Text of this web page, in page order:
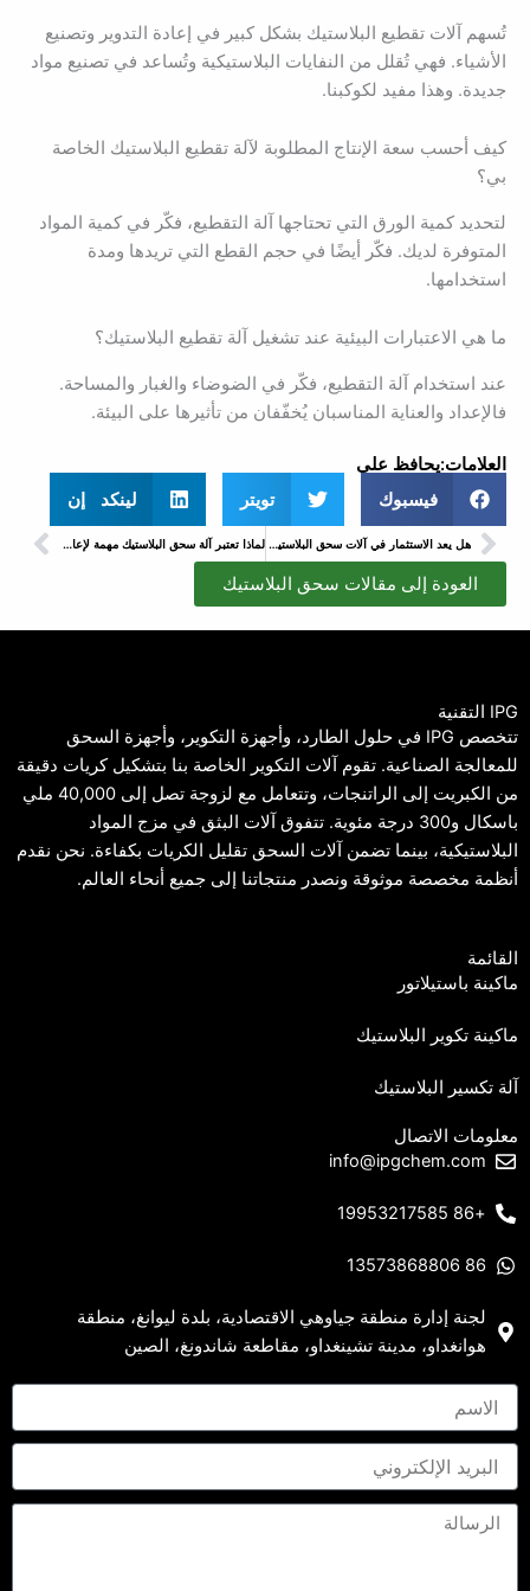
تُسهم آلات تقطيع البلاستيك بشكل كبير في إعادة التدوير وتصنيع
الأشياء. فهي تُقلل من النفايات البلاستيكية وتُساعد في تصنيع مواد
جديدة. وهذا مفيد لكوكبنا.
كيف أحسب سعة الإنتاج المطلوبة لآلة تقطيع البلاستيك الخاصة
بي؟
لتحديد كمية الورق التي تحتاجها آلة التقطيع، فكّر في كمية المواد
المتوفرة لديك. فكّر أيضًا في حجم القطع التي تريدها ومدة
استخدامها.
ما هي الاعتبارات البيئية عند تشغيل آلة تقطيع البلاستيك؟
عند استخدام آلة التقطيع، فكّر في الضوضاء والغبار والمساحة.
فالإعداد والعناية المناسبان يُخفّفان من تأثيرها على البيئة.
العلامات:يحافظ على
فيسبوك تويتر لينكد إن
السابق هل يعد الاستثمار في آلات سحق البلاستيك خيارًا حكيمًا؟ لماذا تعتبر آلة سحق البلاستيك مهمة لإعادة التدوير؟
العودة إلى مقالات سحق البلاستيك
IPG التقنية
تتخصص IPG في حلول الطارد، وأجهزة التكوير، وأجهزة السحق
للمعالجة الصناعية. تقوم آلات التكوير الخاصة بنا بتشكيل كريات دقيقة
من الكبريت إلى الراتنجات، وتتعامل مع لزوجة تصل إلى 40,000 ملي
باسكال و300 درجة مئوية. تتفوق آلات البثق في مزج المواد
البلاستيكية، بينما تضمن آلات السحق تقليل الكريات بكفاءة. نحن نقدم
أنظمة مخصصة موثوقة ونصدر منتجاتنا إلى جميع أنحاء العالم.
القائمة
ماكينة باستيلاتور
ماكينة تكوير البلاستيك
آلة تكسير البلاستيك
معلومات الاتصال
info@ipgchem.com
+86 19953217585
86 13573868806
لجنة إدارة منطقة جياوهي الاقتصادية، بلدة ليوانغ، منطقة
هوانغداو، مدينة تشينغداو، مقاطعة شاندونغ، الصين